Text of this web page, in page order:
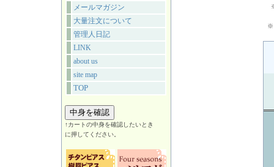
メールマガジン
大量注文について
管理人日記
LINK
about us
site map
TOP
↑カートの中身を確認したいとき
に押してください。
※